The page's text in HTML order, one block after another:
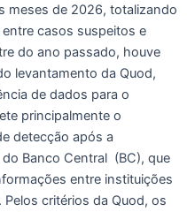
meses de 2026, totalizando
casos suspeitos e
do ano passado, houve
levantamento da Quod,
de dados para o
principalmente o
detecção após a
Banco Central (BC), que
entre instituições
critérios da Quod, os